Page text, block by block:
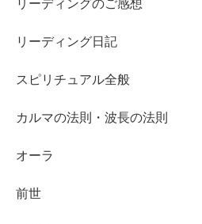
リーディングのご感想
リーディング日記
スピリチュアル全般
カルマの法則・波長の法則
オーラ
前世